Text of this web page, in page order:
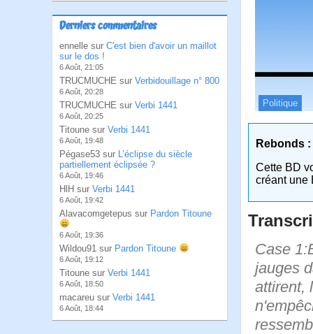
Derniers commentaires
ennelle sur C'est bien d'avoir un maillot
sur le dos !
6 Août, 21:05
TRUCMUCHE sur Verbidouillage n° 800
6 Août, 20:28
TRUCMUCHE sur Verbi 1441
6 Août, 20:25
Titoune sur Verbi 1441
6 Août, 19:48
Pégase53 sur L’éclipse du siècle
partiellement éclipsée ?
6 Août, 19:46
HlH sur Verbi 1441
6 Août, 19:42
Alavacomgetepus sur Pardon Titoune
6 Août, 19:36
Wildou91 sur Pardon Titoune
6 Août, 19:12
Titoune sur Verbi 1441
6 Août, 18:50
macareu sur Verbi 1441
6 Août, 18:44
Politique
Rebonds :
Cette BD
créant une
Case
jauges
attirent,